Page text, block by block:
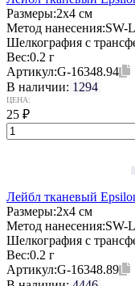
Размеры:2х4 см
Метод нанесения:SW-
Шелкография с
Вес:0.2 г
Артикул:G-16348.94
В наличии: 1294
ЦЕНА:
25 ₽
Лейбл тканевый
Размеры:2х4 см
Метод нанесения:SW-
Шелкография с
Вес:0.2 г
Артикул:G-16348.89